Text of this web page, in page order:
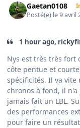
Gaetan0108
Posté(e) le 9 avril
1 hour ago,
Nys est très très fort
côte pentue et
spécificités. Il va vite
chronos à fond, il
jamais fait un LBL.
des performances
pour faire un